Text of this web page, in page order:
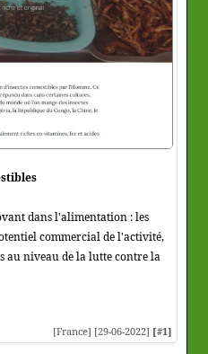
dans l'alimentation : les
commercial de l'activité,
au niveau de la lutte contre la
[France] [29-06-2022] [#1]